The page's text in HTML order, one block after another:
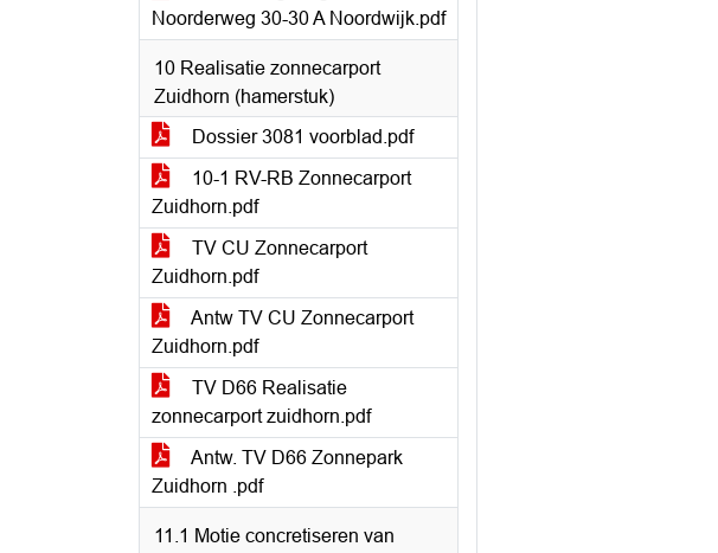
Noorderweg 30-30 A Noordwijk.pdf
10 Realisatie zonnecarport
Zuidhorn (hamerstuk)
Dossier 3081 voorblad.pdf
10-1 RV-RB Zonnecarport
Zuidhorn.pdf
TV CU Zonnecarport
Zuidhorn.pdf
Antw TV CU Zonnecarport
Zuidhorn.pdf
TV D66 Realisatie
zonnecarport zuidhorn.pdf
Antw. TV D66 Zonnepark
Zuidhorn .pdf
11.1 Motie concretiseren van